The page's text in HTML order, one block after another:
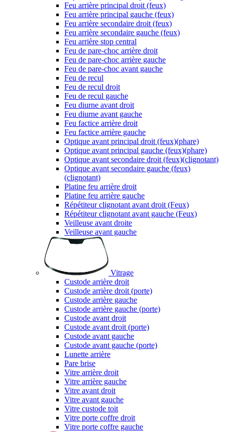
Feu arrière principal droit (feux)
Feu arrière principal gauche (feux)
Feu arrière secondaire droit (feux)
Feu arrière secondaire gauche (feux)
Feu arrière stop central
Feu de pare-choc arrière droit
Feu de pare-choc arrière gauche
Feu de pare-choc avant gauche
Feu de recul
Feu de recul droit
Feu de recul gauche
Feu diurne avant droit
Feu diurne avant gauche
Feu factice arrière droit
Feu factice arrière gauche
Optique avant principal droit (feux)(phare)
Optique avant principal gauche (feux)(phare)
Optique avant secondaire droit (feux)(clignotant)
Optique avant secondaire gauche (feux)
(clignotant)
Platine feu arrière droit
Platine feu arrière gauche
Répétiteur clignotant avant droit (Feux)
Répétiteur clignotant avant gauche (Feux)
Veilleuse avant droite
Veilleuse avant gauche
Vitrage
Custode arrière droit
Custode arrière droit (porte)
Custode arrière gauche
Custode arrière gauche (porte)
Custode avant droit
Custode avant droit (porte)
Custode avant gauche
Custode avant gauche (porte)
Lunette arrière
Pare brise
Vitre arrière droit
Vitre arrière gauche
Vitre avant droit
Vitre avant gauche
Vitre custode toit
Vitre porte coffre droit
Vitre porte coffre gauche